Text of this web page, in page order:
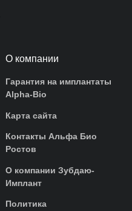
О компании
Гарантия на имплантаты
Alpha-Bio
Карта сайта
Контакты Альфа Био
Ростов
О компании Зубдаю-
Имплант
Политика